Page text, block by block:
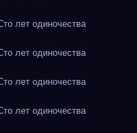
лет одиночества
лет одиночества
лет одиночества
лет одиночества